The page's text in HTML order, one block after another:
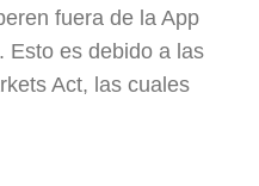
fuera de la App
Esto es debido a las
Act, las cuales